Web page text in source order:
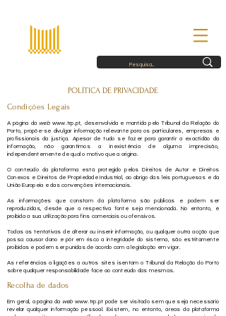
POLÍTICA DE PRIVACIDADE
Condições Legais
A página da web www.trp.pt, desenvolvida e mantida pelo Tribunal da Relação do
Porto, propõe-se divulgar informação relevante para os particulares, empresas e
profissionais da justiça. Apesar de tudo se fazer para garantir a exactidão da
informação, não garantimos a inexistência de alguma imprecisão,
independentemente de qual o motivo que a origina.
O conteúdo da plataforma está protegido pelos Direitos de Autor e Direitos
Conexos e Direitos de Propriedade Industrial, ao abrigo das leis portuguesas e da
União Europeia e das convenções internacionais.
As informações que constam da plataforma são públicas e podem ser
reproduzidas, desde que a respectiva fonte seja mencionada. No entanto, é
proibida a sua utilização para fins comerciais ou ofensivos.
Todas as tentativas de alterar ou inserir informação, ou qualquer outra acção que
possa causar dano e pôr em risco a integridade do sistema, são estritamente
proibidas e podem ser punidas de acordo com a legislação em vigor.
As referências a ligações a outros sites isentam o Tribunal da Relação do Porto
sobre qualquer responsabilidade face ao conteúdo das mesmas.
Recolha de dados
Em geral, a página da web www.trp.pt pode ser visitado sem que seja necessário
revelar qualquer informação pessoal. Existem, no entanto, áreas da plataforma